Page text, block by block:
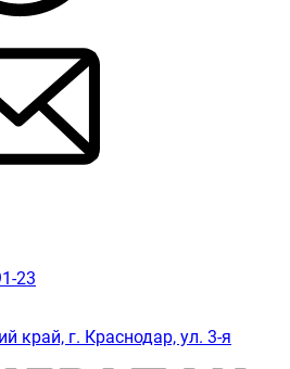
23
край, г. Краснодар, ул. 3-я